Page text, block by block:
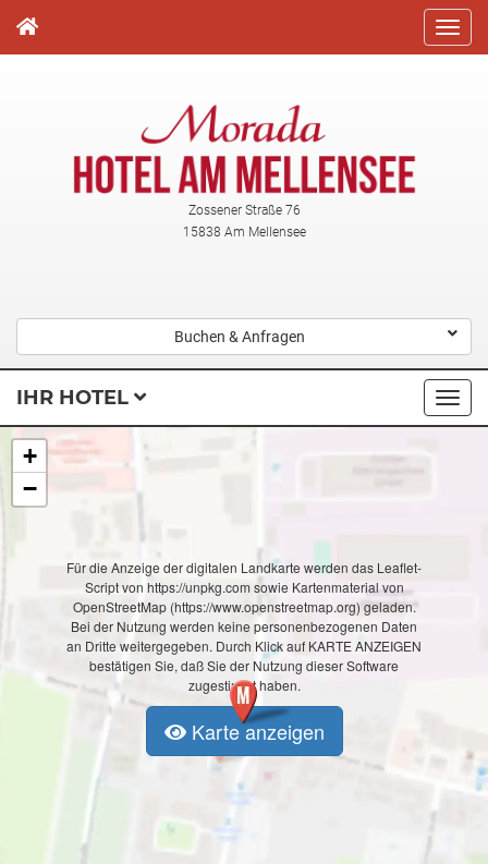
zum
Inhalt
Zossener Straße 76
15838 Am Mellensee
Buchen & Anfragen
IHR HOTEL
Für die Anzeige der digitalen Landkarte werden das Leaflet-
Script von https://unpkg.com sowie Kartenmaterial von
OpenStreetMap (https://www.openstreetmap.org) geladen.
Bei der Nutzung werden keine personenbezogenen Daten
an Dritte weitergegeben. Durch Klick auf KARTE ANZEIGEN
bestätigen Sie, daß Sie der Nutzung dieser Software
zugestimmt haben.
Karte anzeigen
+
−